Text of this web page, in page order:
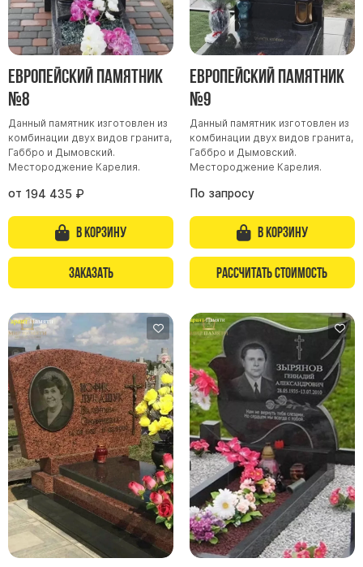
Европейский памятник
№8
Данный памятник изготовлен из
комбинации двух видов гранита,
Габбро и Дымовский.
Местороджение Карелия.
от 194 435 ₽
В корзину
Заказать
Европейский памятник
№9
Данный памятник изготовлен из
комбинации двух видов гранита,
Габбро и Дымовский.
Местороджение Карелия.
По запросу
В корзину
Рассчитать стоимость